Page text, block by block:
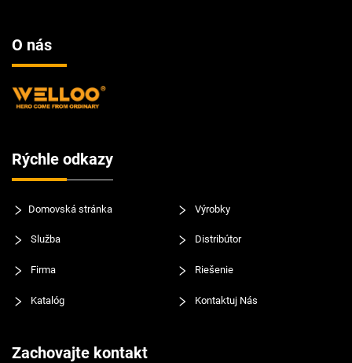
O nás
Rýchle odkazy
Domovská stránka Výrobky
Služba Distribútor
Firma Riešenie
Katalóg Kontaktuj Nás
Zachovajte kontakt